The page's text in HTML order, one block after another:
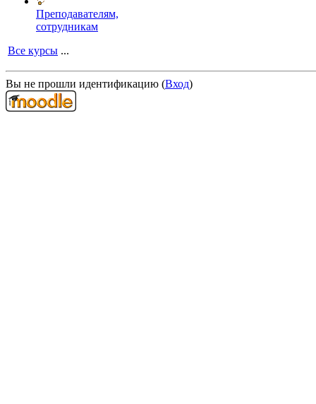
Преподавателям,
сотрудникам
Все курсы ...
Вы не прошли идентификацию (Вход)